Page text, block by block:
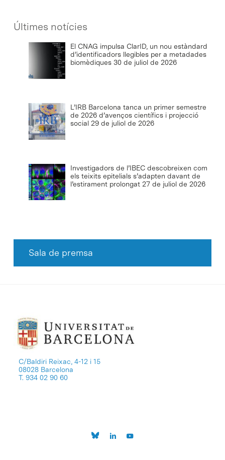
Últimes notícies
El CNAG impulsa ClarID, un nou estàndard
d’identificadors llegibles per a metadades
biomèdiques 30 de juliol de 2026
L’IRB Barcelona tanca un primer semestre
de 2026 d’avenços científics i projecció
social 29 de juliol de 2026
Investigadors de l’IBEC descobreixen com
els teixits epitelials s’adapten davant de
l’estirament prolongat 27 de juliol de 2026
Sala de premsa
C/Baldiri Reixac, 4-12 i 15
08028 Barcelona
T. 934 02 90 60